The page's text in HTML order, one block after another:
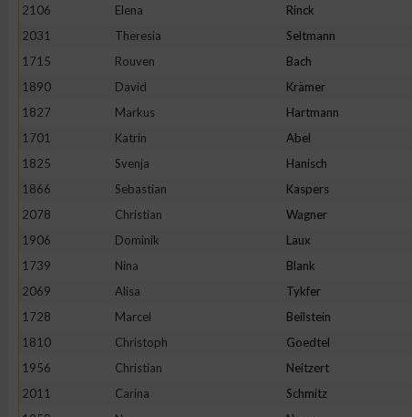
2106
Elena Rinck
2031
Theresia Seltmann
1715
Rouven Bach
1890
David Krämer
1827
Markus Hartmann
1701
Katrin Abel
1825
Svenja Hanisch
1866
Sebastian Kaspers
2078
Christian Wagner
1906
Dominik Laux
1739
Nina Blank
2069
Alisa Tykfer
1728
Marcel Beilstein
1810
Christoph Goedtel
1956
Christian Neitzert
2011
Carina Schmitz
Erstellung von Profilen zur Personalisierung von Inhalten
Verwendung von Profilen zur Auswahl personalisierter Inhalte
verschiedenen Quellen
Entwicklung und Verbesserung der Angebote
Verwendung reduzierter Daten zur Auswahl von Inhalten
IAB-Besonderheiten: